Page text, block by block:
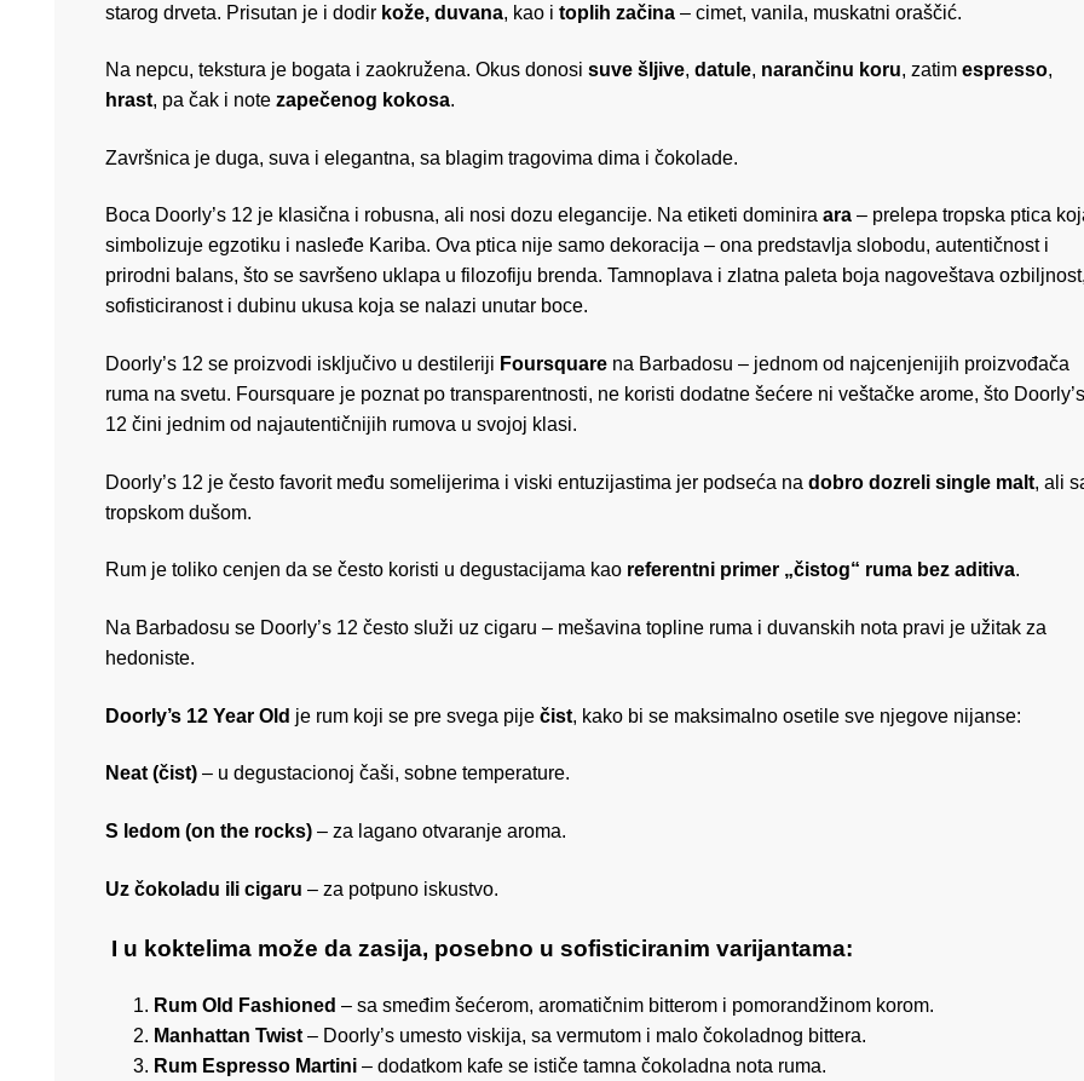
starog drveta. Prisutan je i dodir kože, duvana, kao i toplih začina – cimet, vanila, muskatni oraščić.
Na nepcu, tekstura je bogata i zaokružena. Okus donosi suve šljive, datule, narančinu koru, zatim espresso,
hrast, pa čak i note zapečenog kokosa.
Završnica je duga, suva i elegantna, sa blagim tragovima dima i čokolade.
Boca Doorly’s 12 je klasična i robusna, ali nosi dozu elegancije. Na etiketi dominira ara – prelepa tropska ptica
simbolizuje egzotiku i nasleđe Kariba. Ova ptica nije samo dekoracija – ona predstavlja slobodu, autentičnost i
prirodni balans, što se savršeno uklapa u filozofiju brenda. Tamnoplava i zlatna paleta boja nagoveštava
sofisticiranost i dubinu ukusa koja se nalazi unutar boce.
Doorly’s 12 se proizvodi isključivo u destileriji Foursquare na Barbadosu – jednom od najcenjenijih proizvođača
ruma na svetu. Foursquare je poznat po transparentnosti, ne koristi dodatne šećere ni veštačke arome, što Doorly’s
12 čini jednim od najautentičnijih rumova u svojoj klasi.
Doorly’s 12 je često favorit među somelijerima i viski entuzijastima jer podseća na dobro dozreli single malt, ali
tropskom dušom.
Rum je toliko cenjen da se često koristi u degustacijama kao referentni primer „čistog“ ruma bez aditiva.
Na Barbadosu se Doorly’s 12 često služi uz cigaru – mešavina topline ruma i duvanskih nota pravi je užitak za
hedoniste.
Doorly’s 12 Year Old je rum koji se pre svega pije čist, kako bi se maksimalno osetile sve njegove nijanse:
Neat (čist) – u degustacionoj čaši, sobne temperature.
S ledom (on the rocks) – za lagano otvaranje aroma.
Uz čokoladu ili cigaru – za potpuno iskustvo.
I u koktelima može da zasija, posebno u sofisticiranim varijantama:
Rum Old Fashioned – sa smeđim šećerom, aromatičnim bitterom i pomorandžinom korom.
Manhattan Twist – Doorly’s umesto viskija, sa vermutom i malo čokoladnog bittera.
Rum Espresso Martini – dodatkom kafe se ističe tamna čokoladna nota ruma.